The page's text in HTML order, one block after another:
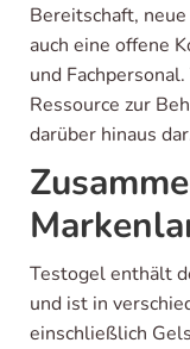
Bereitschaft,
auch eine offene
und
Ressource zur
darüber hinaus
Testogel enthält
und ist in
einschließlich